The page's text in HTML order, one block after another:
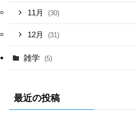
11月 (30)
12月 (31)
雑学 (5)
最近の投稿